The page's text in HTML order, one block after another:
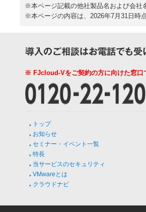
※本ページ記載の他社製品名および会社
※本ページの内容は、2026年7月31日時
※ FJcloud-Vをご契約の方に向けた窓口
トップ
お知らせ
セミナー・イベント一覧
特長
当サービスのセキュリティ
VMwareとは
クラウドナビ